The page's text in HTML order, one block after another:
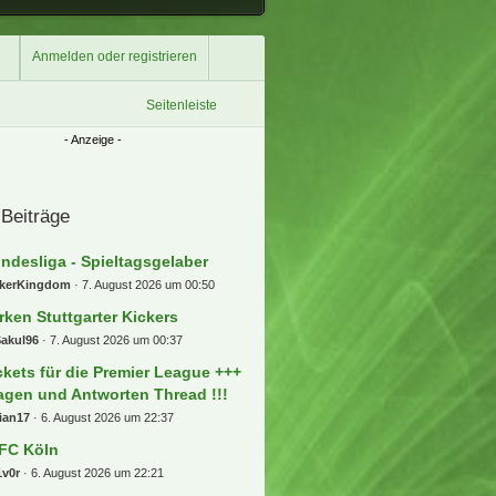
Anmelden oder registrieren
Seitenleiste